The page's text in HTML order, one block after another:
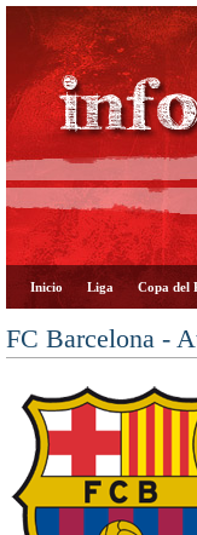
Inicio Liga Copa del
FC Barcelona -